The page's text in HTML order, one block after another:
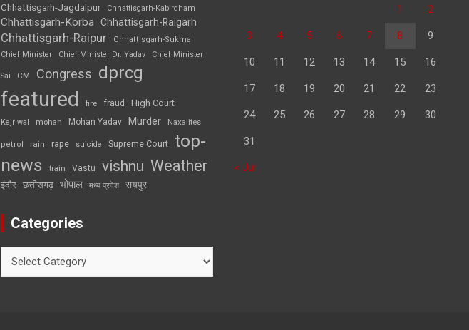
Chhattisgarh-Jagdalpur Chhattisgarh-Kabirdham
Chhattisgarh-Korba Chhattisgarh-Raigarh
Chhattisgarh-Raipur
Chhattisgarh-Sukma
Chief Minister
Chief Minister Dr. Yadav Chief Minister
Sai CM Congress dprcg
featured fire fraud High Court
Kejriwal mohan Mohan Yadav Murder Naxalites
petrol rain rape suicide Supreme Court top-
news
train Vastu vishnu Weather
इंदौर छत्तीसगढ़ भोपाल मध्य प्रदेश रायपुर
Categories
1 2
3 4 5 6 7 8 9
10 11 12 13 14 15 16
17 18 19 20 21 22 23
24 25 26 27 28 29 30
31
« Jul